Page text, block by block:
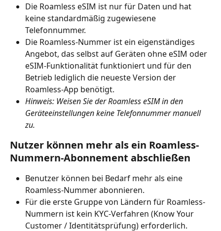
Die Roamless eSIM ist nur für Daten und hat
keine standardmäßig zugewiesene
Telefonnummer.
Die Roamless-Nummer ist ein eigenständiges
Angebot, das selbst auf Geräten ohne eSIM oder
eSIM-Funktionalität funktioniert und für den
Betrieb lediglich die neueste Version der
Roamless-App benötigt.
Hinweis: Weisen Sie der Roamless eSIM in den
Geräteeinstellungen keine Telefonnummer manuell
zu.
Nutzer können mehr als ein Roamless-
Nummern-Abonnement abschließen
Benutzer können bei Bedarf mehr als eine
Roamless-Nummer abonnieren.
Für die erste Gruppe von Ländern für Roamless-
Nummern ist kein KYC-Verfahren (Know Your
Customer / Identitätsprüfung) erforderlich.